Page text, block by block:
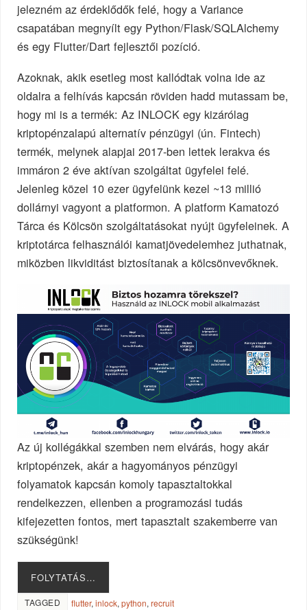
jelezném az érdeklődők felé, hogy a Variance
csapatában megnyílt egy Python/Flask/SQLAlchemy
és egy Flutter/Dart fejlesztői pozíció.
Azoknak, akik esetleg most kallódtak volna ide az
oldalra a felhívás kapcsán röviden hadd mutassam be,
hogy mi is a termék: Az INLOCK egy kizárólag
kriptopénzalapú alternatív pénzügyi (ún. Fintech)
termék, melynek alapjai 2017-ben lettek lerakva és
immáron 2 éve aktívan szolgáltat ügyfelei felé.
Jelenleg közel 10 ezer ügyfelünk kezel ~13 millió
dollárnyi vagyont a platformon. A platform Kamatozó
Tárca és Kölcsön szolgáltatásokat nyújt ügyfeleinek. A
kriptotárca felhasználói kamatjövedelemhez juthatnak,
miközben likviditást biztosítanak a kölcsönvevőknek.
Az új kollégákkal szemben nem elvárás, hogy akár
kriptopénzek, akár a hagyományos pénzügyi
folyamatok kapcsán komoly tapasztaltokkal
rendelkezzen, ellenben a programozási tudás
kifejezetten fontos, mert tapasztalt szakemberre van
szükségünk!
FOLYTATÁS…
TAGGED flutter,inlock,python,recruit